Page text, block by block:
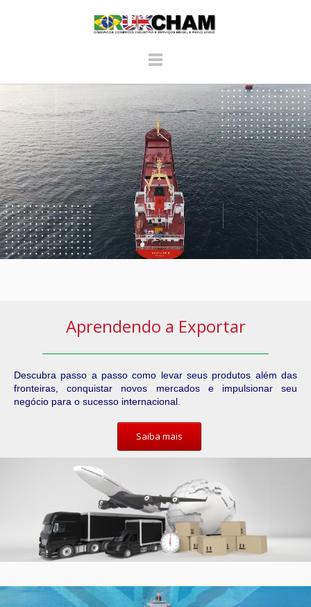
Aprendendo a Exportar
Descubra passo a passo como levar seus produtos além das
fronteiras, conquistar novos mercados e impulsionar seu
negócio para o sucesso internacional.
Saiba mais